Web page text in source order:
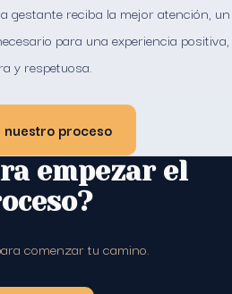
gestante reciba la mejor atención, un
para una experiencia positiva,
y respetuosa.
nuestro proceso
empezar el
comenzar tu camino.